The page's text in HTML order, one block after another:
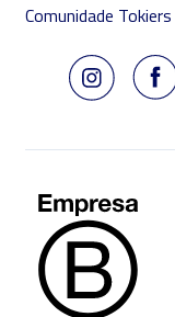
Comunidade Tokiers